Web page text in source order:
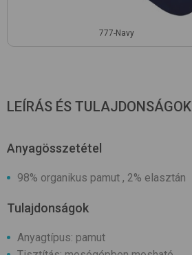
777-Navy
LEÍRÁS ÉS TULAJDONSÁGOK
Anyagösszetétel
98% organikus pamut , 2% elasztán
Tulajdonságok
Anyagtípus: pamut